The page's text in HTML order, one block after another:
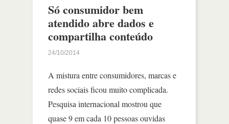
Só consumidor bem
atendido abre dados e
compartilha conteúdo
24/10/2014
A mistura entre consumidores, marcas e
redes sociais ficou muito complicada.
Pesquisa internacional mostrou que
quase 9 em cada 10 pessoas ouvidas